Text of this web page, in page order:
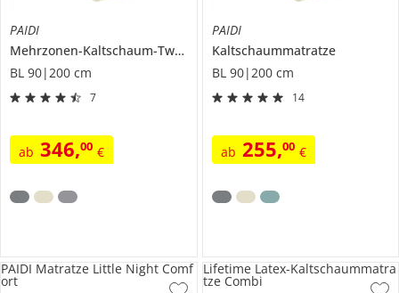
PAIDI
Mehrzonen-Kaltschaum-Twin-Matratze
Twin
BL 90|200 cm
7
ab 346,00 €
PAIDI
Kaltschaummatratze
BL 90|200 cm
14
ab 255,00 €
PAIDI Matratze Little Night Comf
ort
Lifetime Latex-Kaltschaummatra
tze Combi